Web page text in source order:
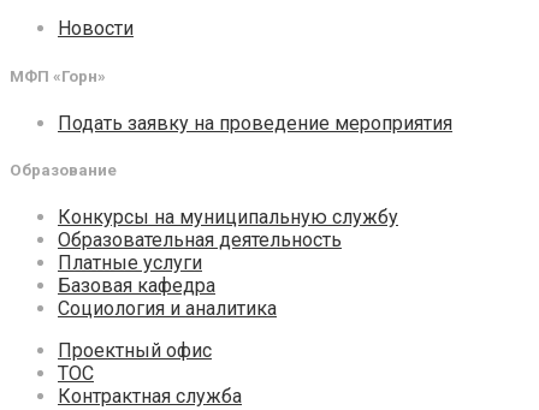
Новости
МФП «Горн»
Подать заявку на проведение мероприятия
Образование
Конкурсы на муниципальную службу
Образовательная деятельность
Платные услуги
Базовая кафедра
Социология и аналитика
Проектный офис
ТОС
Контрактная служба